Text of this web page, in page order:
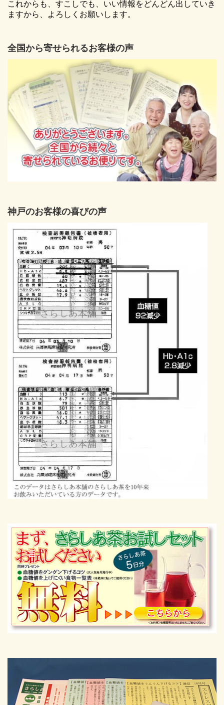
これからも、すこしでも、いい情報をどんどん出していき
ますから、よろしくお願いします。
全国から寄せられるお客様の声
神戸のお客様の喜びの声